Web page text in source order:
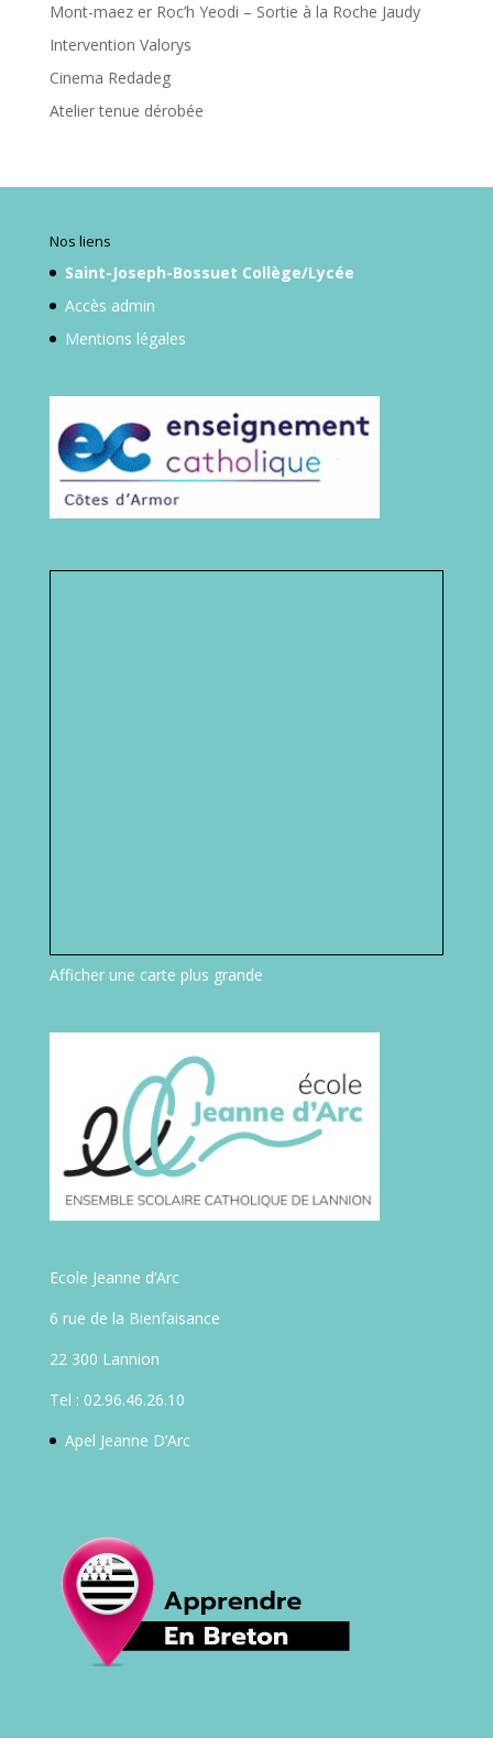
Mont-maez er Roc’h Yeodi – Sortie à la Roche Jaudy
Intervention Valorys
Cinema Redadeg
Atelier tenue dérobée
Nos liens
Saint-Joseph-Bossuet Collège/Lycée
Accès admin
Mentions légales
Afficher une carte plus grande
Ecole Jeanne d’Arc
6 rue de la Bienfaisance
22 300 Lannion
Tel : 02.96.46.26.10
Apel Jeanne D’Arc